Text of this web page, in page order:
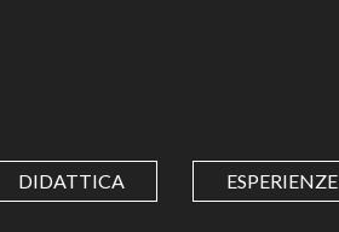
DIDATTICA ESPERIENZE